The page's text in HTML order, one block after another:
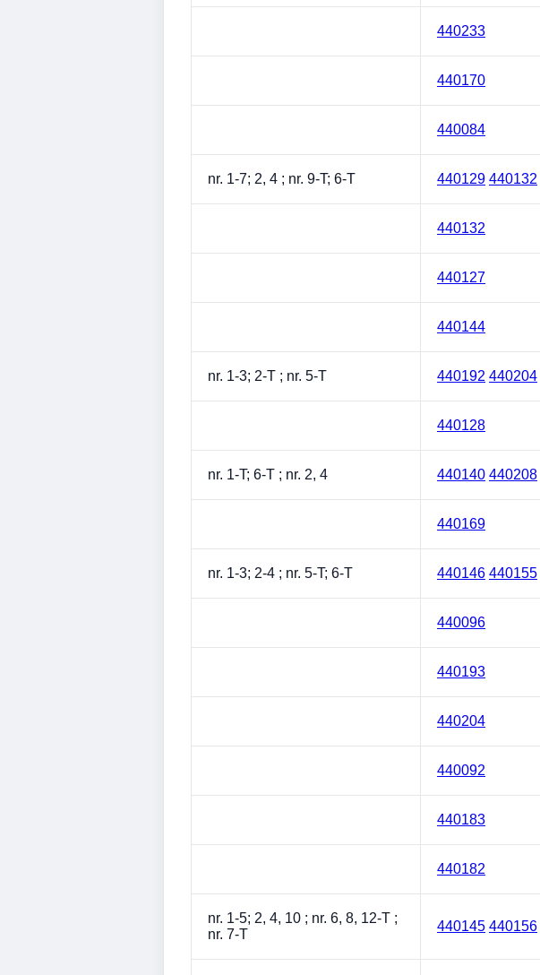
440233
440170
440084
nr. 1-7; 2, 4 ; nr. 9-T; 6-T 440129 440132
440132
440127
440144
nr. 1-3; 2-T ; nr. 5-T 440192 440204
440128
nr. 1-T; 6-T ; nr. 2, 4 440140 440208
440169
nr. 1-3; 2-4 ; nr. 5-T; 6-T 440146 440155
440096
440193
440204
440092
440183
440182
nr. 1-5; 2, 4, 10 ; nr. 6, 8, 12-T ;
nr. 7-T
440145 440156